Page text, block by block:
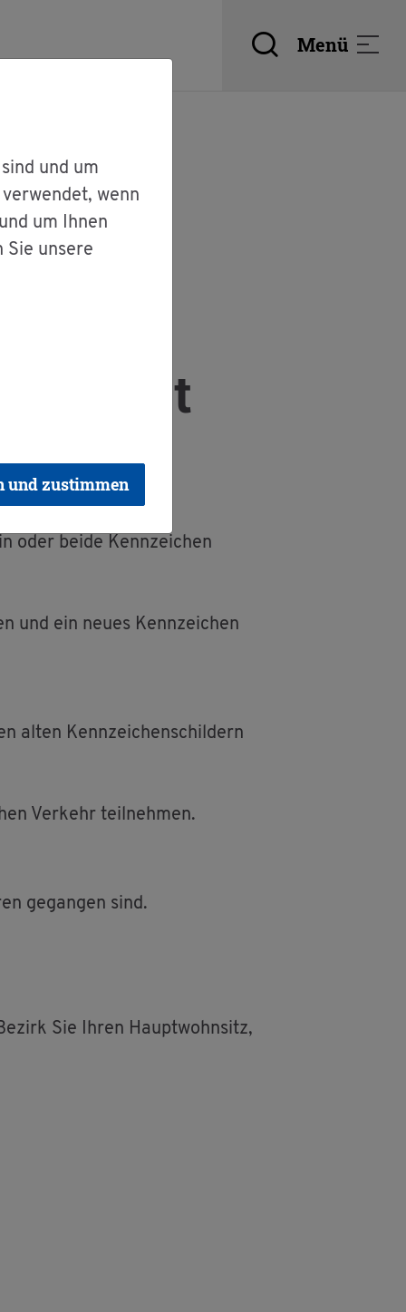
und um
wenn
um Ihnen
Sie unsere
und zustimmen
Menü
Ver­lust
oder beide Kenn­zei­chen
und ein neues Kenn­zei­chen
alten Kenn­zei­chen­schil­dern
Ver­kehr teil­neh­men.
ge­gan­gen sind.
Sie Ihren Haupt­wohn­sitz,